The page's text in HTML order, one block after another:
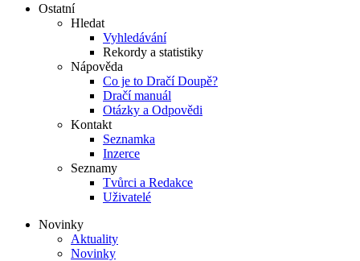
Ostatní
Hledat
Vyhledávání
Rekordy a statistiky
Nápověda
Co je to Dračí Doupě?
Dračí manuál
Otázky a Odpovědi
Kontakt
Seznamka
Inzerce
Seznamy
Tvůrci a Redakce
Uživatelé
Novinky
Aktuality
Novinky